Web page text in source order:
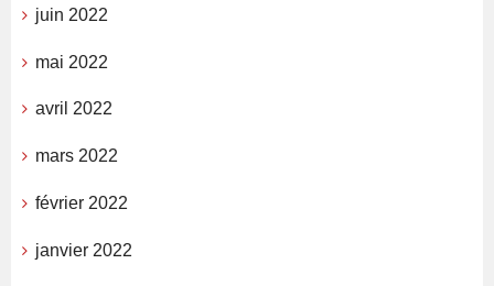
juin 2022
mai 2022
avril 2022
mars 2022
février 2022
janvier 2022